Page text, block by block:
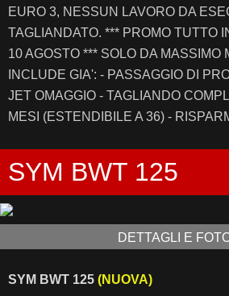
EURO 3, NESSUN LAVORO DA
TAGLIANDATO. *** PROMO TUTTO
10 AGOSTO *** SOLO DA MASSIMO
INCLUDE GIA': - PASSAGGIO DI
JET OMAGGIO - TAGLIANDO
MESI (ESTENDIBILE A 36) -
SYM BWT 125
DETTAGLI E
SYM BWT 125 (NUOVA)